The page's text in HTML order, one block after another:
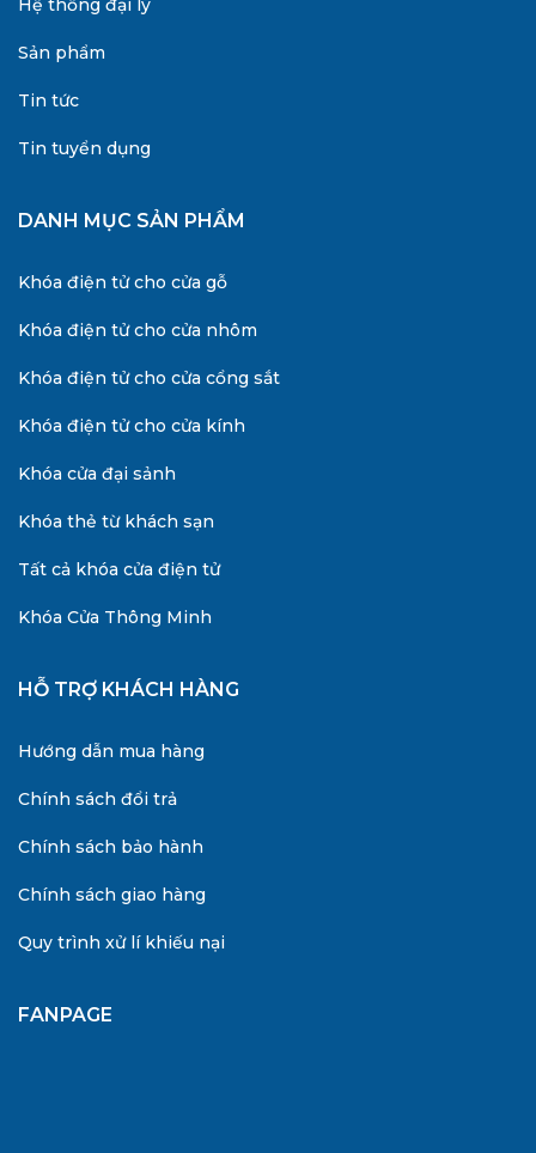
Hệ thống đại lý
Sản phẩm
Tin tức
Tin tuyển dụng
DANH MỤC SẢN PHẨM
Khóa điện tử cho cửa gỗ
Khóa điện tử cho cửa nhôm
Khóa điện tử cho cửa cổng sắt
Khóa điện tử cho cửa kính
Khóa cửa đại sảnh
Khóa thẻ từ khách sạn
Tất cả khóa cửa điện tử
Khóa Cửa Thông Minh
HỖ TRỢ KHÁCH HÀNG
Hướng dẫn mua hàng
Chính sách đổi trả
Chính sách bảo hành
Chính sách giao hàng
Quy trình xử lí khiếu nại
FANPAGE